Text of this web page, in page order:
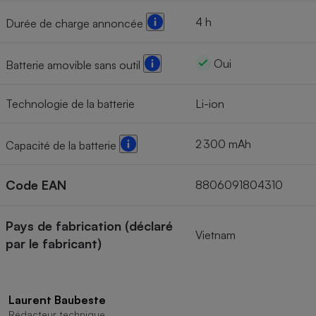
Durée de charge annoncée 4 h
Batterie amovible sans outil Oui
Technologie de la batterie Li-ion
Capacité de la batterie 2 300 mAh
Code EAN 8806091804310
Pays de fabrication (déclaré
par le fabricant)
Vietnam
Laurent Baubeste